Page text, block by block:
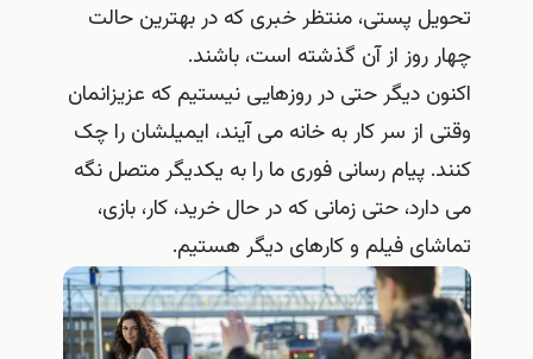
تحویل پستی، منتظر خبری که در بهترین حالت
چهار روز از آن گذشته است، باشند.
اکنون دیگر حتی در روزهایی نیستیم که عزیزانمان
وقتی از سر کار به خانه می آیند، ایمیلشان را چک
کنند. پیام‌ رسانی فوری ما را به یکدیگر متصل نگه
می‌ دارد، حتی زمانی که در حال خرید، کار، بازی،
تماشای فیلم و کارهای دیگر هستیم.